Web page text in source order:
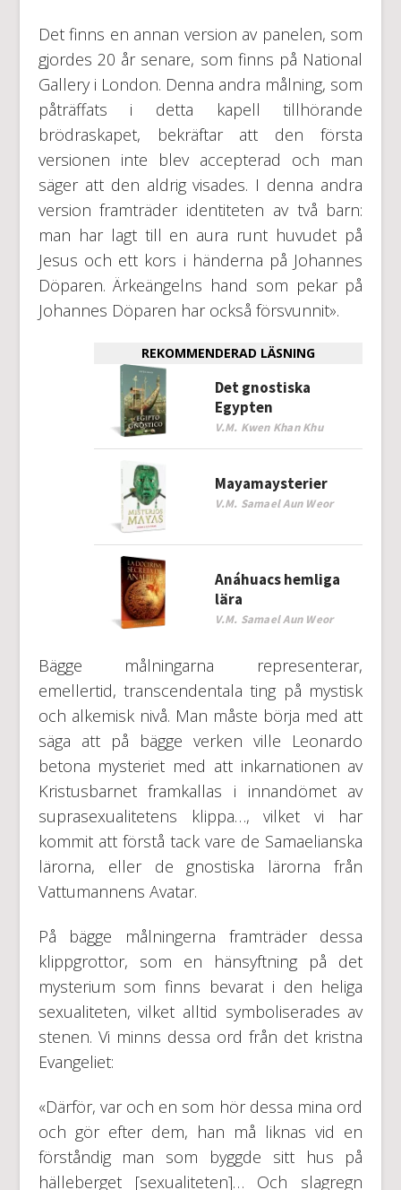
Det finns en annan version av panelen, som
gjordes 20 år senare, som finns på National
Gallery i London. Denna andra målning, som
påträffats i detta kapell tillhörande
brödraskapet, bekräftar att den första
versionen inte blev accepterad och man
säger att den aldrig visades. I denna andra
version framträder identiteten av två barn:
man har lagt till en aura runt huvudet på
Jesus och ett kors i händerna på Johannes
Döparen. Ärkeängelns hand som pekar på
Johannes Döparen har också försvunnit».
REKOMMENDERAD LÄSNING
Det gnostiska
Egypten
V.M. Kwen Khan Khu
Mayamaysterier
V.M. Samael Aun Weor
Anáhuacs hemliga
lära
V.M. Samael Aun Weor
Bägge målningarna representerar,
emellertid, transcendentala ting på mystisk
och alkemisk nivå. Man måste börja med att
säga att på bägge verken ville Leonardo
betona mysteriet med att inkarnationen av
Kristusbarnet framkallas i innandömet av
suprasexualitetens klippa…, vilket vi har
kommit att förstå tack vare de Samaelianska
lärorna, eller de gnostiska lärorna från
Vattumannens Avatar.
På bägge målningerna framträder dessa
klippgrottor, som en hänsyftning på det
mysterium som finns bevarat i den heliga
sexualiteten, vilket alltid symboliserades av
stenen. Vi minns dessa ord från det kristna
Evangeliet:
«Därför, var och en som hör dessa mina ord
och gör efter dem, han må liknas vid en
förståndig man som byggde sitt hus på
hälleberget [sexualiteten]… Och slagregn